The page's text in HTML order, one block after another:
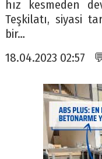
hız kesmeden
Teşkilatı, siyasi
bir…
18.04.2023 02:57